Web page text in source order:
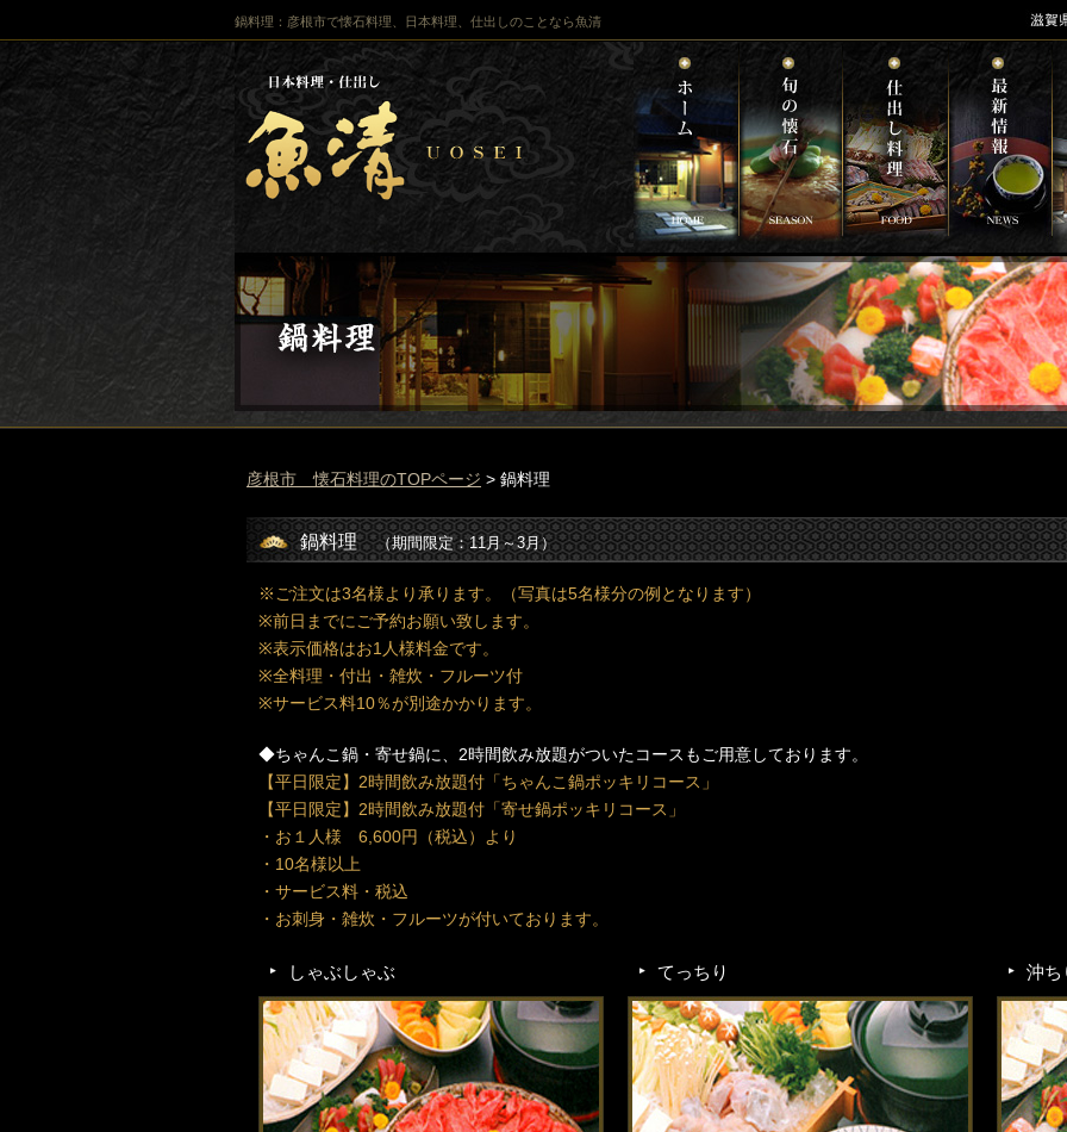
鍋料理：彦根市で懐石料理、日本料理、仕出しのことなら魚清
彦根市 懐石料理のTOPページ > 鍋料理
鍋料理（期間限定：11月～3月）
※ご注文は3名様より承ります。（写真は5名様分の例となります）
※前日までにご予約お願い致します。
※表示価格はお1人様料金です。
※全料理・付出・雑炊・フルーツ付
※サービス料10％が別途かかります。
◆ちゃんこ鍋・寄せ鍋に、2時間飲み放題がついたコースもご用意しております。
【平日限定】2時間飲み放題付「ちゃんこ鍋ポッキリコース」
【平日限定】2時間飲み放題付「寄せ鍋ポッキリコース」
・お１人様 6,600円（税込）より
・10名様以上
・サービス料・税込
・お刺身・雑炊・フルーツが付いております。
しゃぶしゃぶ てっちり 沖ち